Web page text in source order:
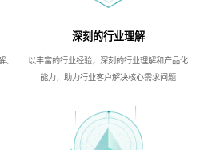
、
深刻的行业理解
以丰富的行业经验，深刻的行业理解和产品化
能力，助力行业客户解决核心需求问题